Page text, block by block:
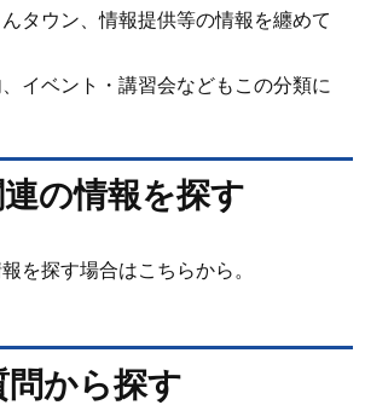
タウン、情報提供等の情報を纏めて
イベント・講習会などもこの分類に
の情報を探す
を探す場合はこちらから。
から探す